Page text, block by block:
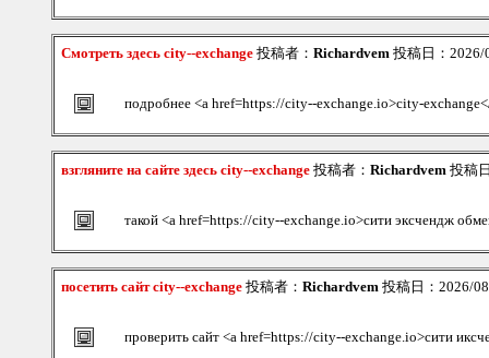
Смотреть здесь city--exchange 投稿者： Richardvem 投稿日：
подробнее <a href=https://city--exchange.io>city-
взгляните на сайте здесь city--exchange 投稿者： Richardvem 投稿
такой <a href=https://city--exchange.io>сити эксчендж
посетить сайт city--exchange 投稿者： Richardvem 投稿日：2026/
проверить сайт <a href=https://city--exchange.io>сити